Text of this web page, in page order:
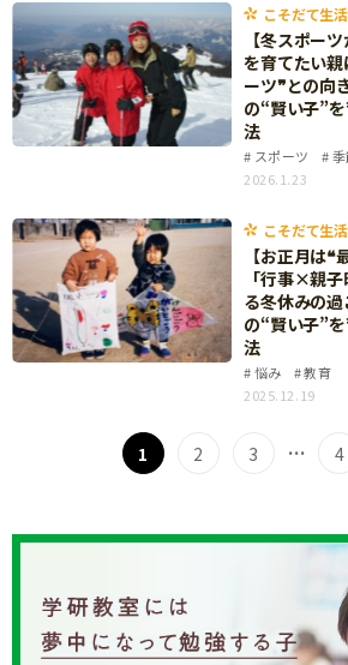
「こそだてまっぷ」とは
お問い合わせ
こそだて生活
【冬スポー
を育てたい
ーツ❞との向
の“賢い子”
法
スポーツ
季
2026.1.23
こそだて生活
【お正月は❝
「行事×親
る冬休みの
の“賢い子”
法
悩み
教育
2025.12.19
1 2 3 … 4